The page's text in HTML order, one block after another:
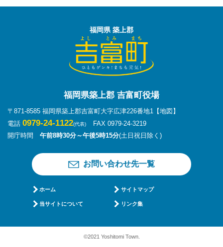
福岡県 築上郡
福岡県築上郡 吉富町役場
〒871-8585 福岡県築上郡吉富町大字広津226番地1
【地図】
電話 0979-24-1122(代表)
FAX 0979-24-3219
開庁時間 午前8時30分～午後5時15分(土日祝日除く)
お問い合わせ先一覧
ホーム サイトマップ
当サイトについて リンク集
©2021 Yoshitomi Town.